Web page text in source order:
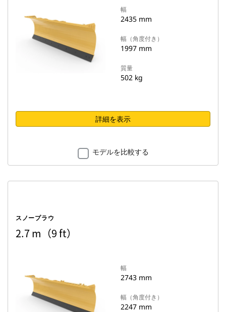
幅
2435 mm
幅（角度付き）
1997 mm
質量
502 kg
詳細を表示
モデルを比較する
スノープラウ
2.7 m（9 ft）
幅
2743 mm
幅（角度付き）
2247 mm